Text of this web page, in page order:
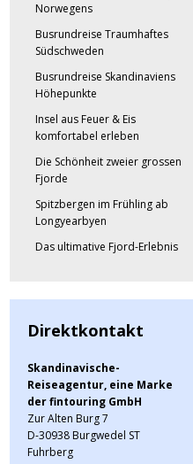
Norwegens
Busrundreise Traumhaftes
Südschweden
Busrundreise Skandinaviens
Höhepunkte
Insel aus Feuer & Eis
komfortabel erleben
Die Schönheit zweier grossen
Fjorde
Spitzbergen im Frühling ab
Longyearbyen
Das ultimative Fjord-Erlebnis
Direktkontakt
Skandinavische-
Reiseagentur, eine Marke
der fintouring GmbH
Zur Alten Burg 7
D-30938 Burgwedel ST
Fuhrberg